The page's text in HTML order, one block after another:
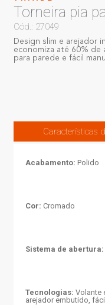
Torneira pia
Cód.: 27049
Design slim e arejador
economiza até 60% de
para parede e fácil
Características
Acabamento: Polido
Cor: Cromado
Sistema de abertura:
Tecnologias: Volante
arejador embutido,